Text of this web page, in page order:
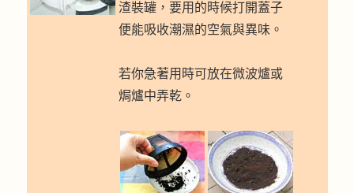
渣裝罐，要用的時候打開蓋子
便能吸收潮濕的空氣與異味。
若你急著用時可放在微波爐或
焗爐中弄乾。